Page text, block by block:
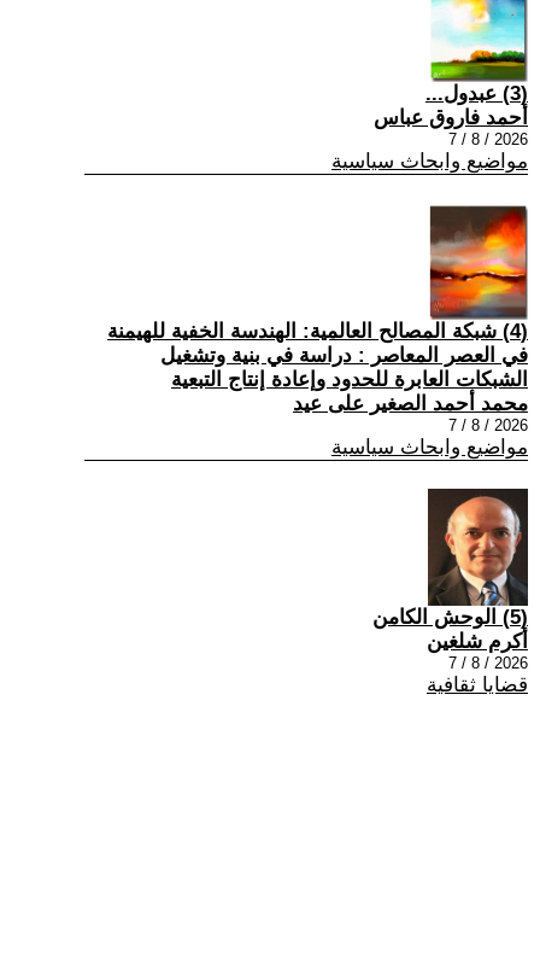
(3) عبدول...
أحمد فاروق عباس
2026 / 8 / 7
مواضيع وابحاث سياسية
(4) شبكة المصالح العالمية: الهندسة الخفية للهيمنة
في العصر المعاصر : دراسة في بنية وتشغيل
الشبكات العابرة للحدود وإعادة إنتاج التبعية
محمد أحمد الصغير على عيد
2026 / 8 / 7
مواضيع وابحاث سياسية
(5) الوحش الكامن
أكرم شلغين
2026 / 8 / 7
قضايا ثقافية